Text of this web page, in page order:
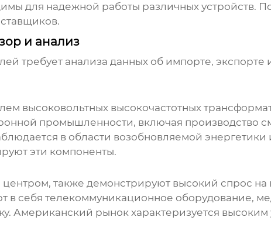
для надежной работы различных устройств.
и анализ
требует анализа данных об импорте,
высоковольтных высокочастотных
промышленности, включая производство
в области возобновляемой
эти компоненты.
также демонстрируют высокий спрос на
в себя телекоммуникационное оборудование,
Американский рынок характеризуется